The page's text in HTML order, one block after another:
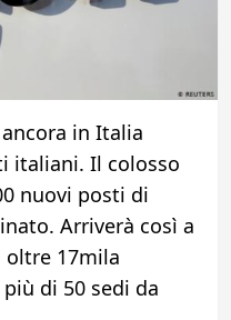
in Italia
italiani. Il colosso
nuovi posti di
Arriverà così a
oltre 17mila
di 50 sedi da